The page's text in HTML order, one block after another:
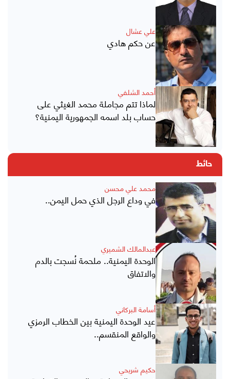
علي عشال
عن حكم هادي
أحمد الشلفي
لماذا تتم مجاملة محمد الغيثي على
حساب بلد اسمه الجمهورية اليمنية؟
حائط
محمد علي محسن
في وداع الرجل الذي حمل اليمن..
عبدالمالك الشميري
الوحدة اليمنية.. ملحمة نُسجت بالدم
والاتفاق
أسامة البركاني
عيد الوحدة اليمنية بين الخطاب الرمزي
والواقع المنقسم..
حكيم شريحي